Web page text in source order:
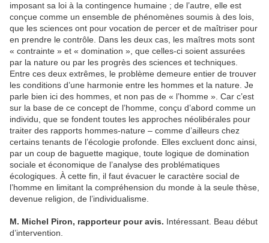
imposant sa loi à la contingence humaine ; de l’autre, elle est
conçue comme un ensemble de phénomènes soumis à des lois,
que les sciences ont pour vocation de percer et de maîtriser pour
en prendre le contrôle. Dans les deux cas, les maîtres mots sont
« contrainte » et « domination », que celles-ci soient assurées
par la nature ou par les progrès des sciences et techniques.
Entre ces deux extrêmes, le problème demeure entier de trouver
les conditions d’une harmonie entre les hommes et la nature. Je
parle bien ici des hommes, et non pas de « l’homme ». Car c’est
sur la base de ce concept de l’homme, conçu d’abord comme un
individu, que se fondent toutes les approches néolibérales pour
traiter des rapports hommes-nature – comme d’ailleurs chez
certains tenants de l’écologie profonde. Elles excluent donc ainsi,
par un coup de baguette magique, toute logique de domination
sociale et économique de l’analyse des problématiques
écologiques. À cette fin, il faut évacuer le caractère social de
l’homme en limitant la compréhension du monde à la seule thèse,
devenue religion, de l’individualisme.
M. Michel Piron, rapporteur pour avis. Intéressant. Beau début
d’intervention.